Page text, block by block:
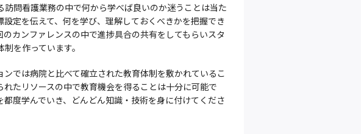
問看護業務の中で何から学べば良いのか迷うことは当た
定を伝えて、何を学び、理解しておくべきかを把握でき
カンファレンスの中で進捗具合の共有をしてもらいスタ
を作っています。
では病院と比べて確立された教育体制を敷かれているこ
たリソースの中で教育機会を得ることは十分に可能で
度学んでいき、どんどん知識・技術を身に付けてくださ